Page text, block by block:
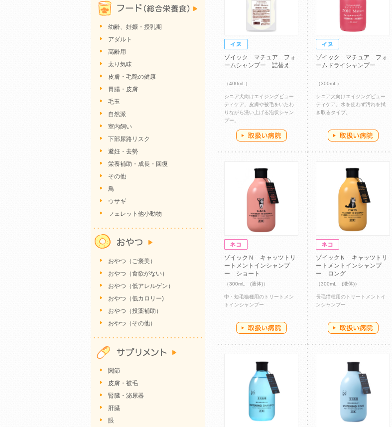
ゾイック マチュア フォ
ームシャンプー 詰替え
（400mL）
シニア犬向けエイジングビュー
ティケア。皮膚や被毛をいたわ
りながら洗い上げる泡状シャン
プー。
ゾイック マチュア フォ
ームドライシャンプー
（300mL）
シニア犬向けエイジングビュー
ティケア。水を使わず汚れを拭
き取るタイプ。
ゾイックＮ キャッツトリ
ートメントインシャンプ
ー ショート
（300mL (液体)）
中・短毛猫種用のトリートメン
トインシャンプー
ゾイックＮ キャッツトリ
ートメントインシャンプ
ー ロング
（300mL (液体)）
長毛猫種用のトリートメントイ
ンシャンプー
幼齢、妊娠・授乳期
アダルト
高齢用
太り気味
皮膚・毛艶の健康
胃腸・皮膚
毛玉
自然派
室内飼い
下部尿路リスク
避妊・去勢
栄養補助・成長・回復
その他
鳥
ウサギ
フェレット他小動物
おやつ（ご褒美）
おやつ（食欲がない）
おやつ（低アレルゲン）
おやつ（低カロリー)
おやつ（投薬補助）
おやつ（その他）
関節
皮膚・被毛
腎臓・泌尿器
肝臓
眼